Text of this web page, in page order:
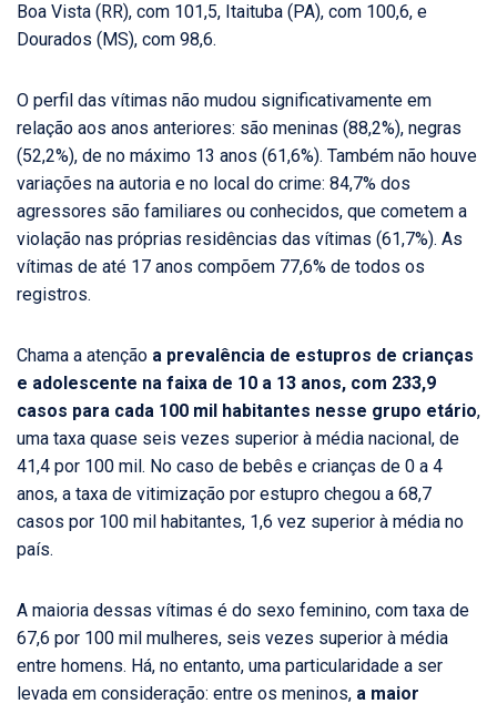
Boa Vista (RR), com 101,5, Itaituba (PA), com 100,6, e
Dourados (MS), com 98,6.
O perfil das vítimas não mudou significativamente em
relação aos anos anteriores: são meninas (88,2%), negras
(52,2%), de no máximo 13 anos (61,6%). Também não houve
variações na autoria e no local do crime: 84,7% dos
agressores são familiares ou conhecidos, que cometem a
violação nas próprias residências das vítimas (61,7%). As
vítimas de até 17 anos compõem 77,6% de todos os
registros.
Chama a atenção a prevalência de estupros de crianças
e adolescente na faixa de 10 a 13 anos, com 233,9
casos para cada 100 mil habitantes nesse grupo etário,
uma taxa quase seis vezes superior à média nacional, de
41,4 por 100 mil. No caso de bebês e crianças de 0 a 4
anos, a taxa de vitimização por estupro chegou a 68,7
casos por 100 mil habitantes, 1,6 vez superior à média no
país.
A maioria dessas vítimas é do sexo feminino, com taxa de
67,6 por 100 mil mulheres, seis vezes superior à média
entre homens. Há, no entanto, uma particularidade a ser
levada em consideração: entre os meninos, a maior